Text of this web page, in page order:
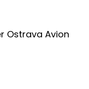
Ostrava Avion